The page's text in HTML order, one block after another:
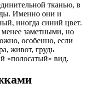
тканью, в
Именно они и
иногда синий цвет.
менее заметными, но
особенно, если
живот, грудь
«полосатый» вид.